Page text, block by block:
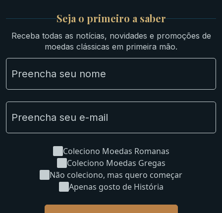
Ibéricas
Lotes Grandes
Material Numismático
NGC e NNC Encapsuladas
Novidades
Seja o primeiro a saber
Receba todas as notícias, novidades e promoções de
moedas clássicas em primeira mão.
Coleciono Moedas Romanas
Coleciono Moedas Gregas
Não coleciono, mas quero começar
Apenas gosto de História